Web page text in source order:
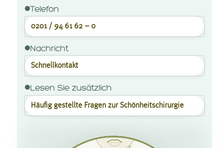
Telefon
0201 / 94 61 62 – 0
Nachricht
Schnellkontakt
Lesen Sie zusätzlich
Häufig gestellte Fragen zur Schönheits­chirurgie